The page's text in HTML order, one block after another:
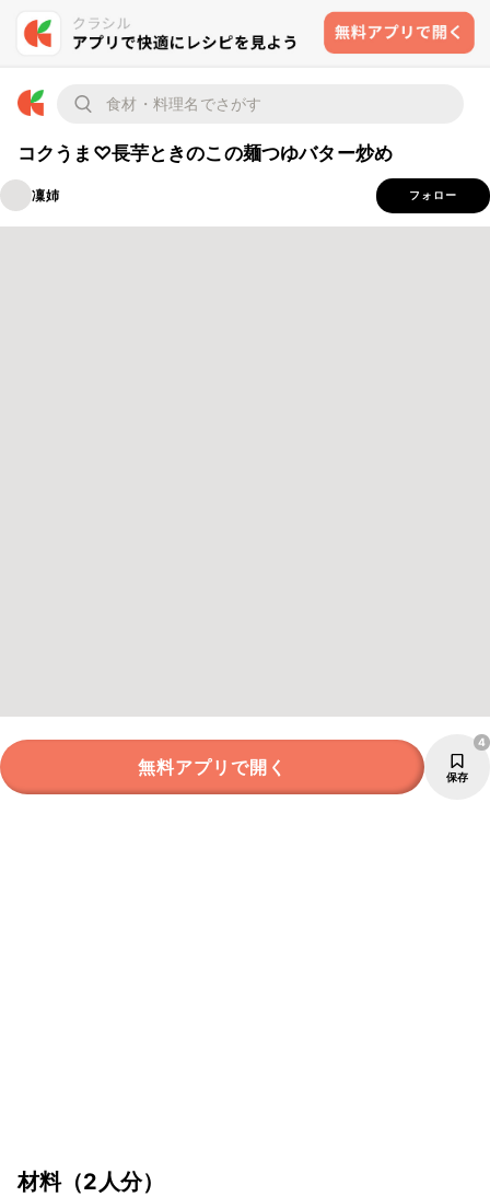
コクうま♡長芋ときのこの麺つゆバター炒め
凜姉 フォロー
無料アプリで開く 保存
4
材料（2人分）